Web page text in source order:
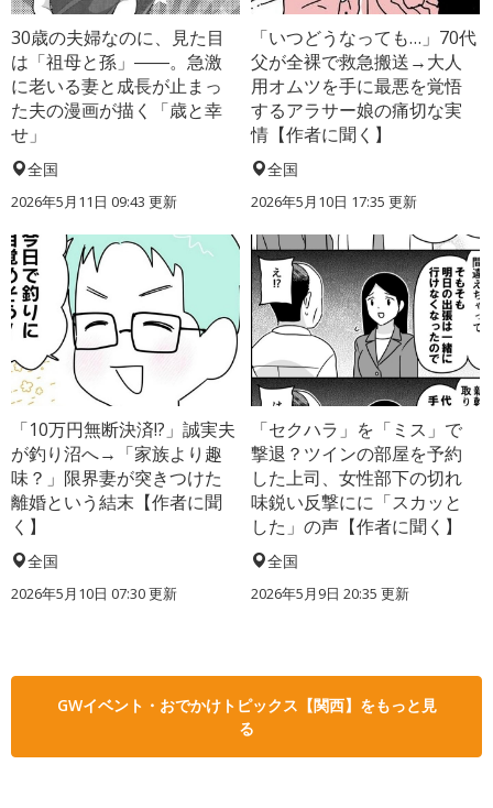
30歳の夫婦なのに、見た目
は「祖母と孫」――。急激
に老いる妻と成長が止まっ
た夫の漫画が描く「歳と幸
せ」
全国
2026年5月11日 09:43 更新
「いつどうなっても…」70代
父が全裸で救急搬送→大人
用オムツを手に最悪を覚悟
するアラサー娘の痛切な実
情【作者に聞く】
全国
2026年5月10日 17:35 更新
「10万円無断決済!?」誠実夫
が釣り沼へ→「家族より趣
味？」限界妻が突きつけた
離婚という結末【作者に聞
く】
全国
2026年5月10日 07:30 更新
「セクハラ」を「ミス」で
撃退？ツインの部屋を予約
した上司、女性部下の切れ
味鋭い反撃にに「スカッと
した」の声【作者に聞く】
全国
2026年5月9日 20:35 更新
GWイベント・おでかけトピックス【関西】をもっと見
る